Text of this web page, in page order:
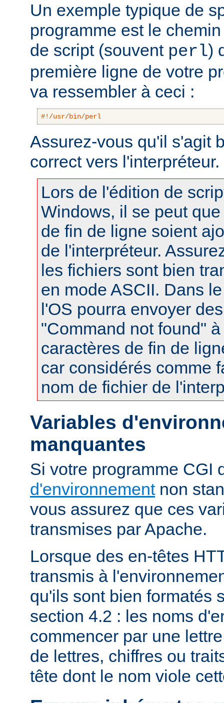
Un exemple typique de
programme est le
de script (souvent perl)
première ligne de votre
va ressembler à ceci :
#!/usr/bin/perl
Assurez-vous qu'il s'agit
correct vers l'interpréteur.
Lors de l'édition de
Windows, il se peut
de fin de ligne soient
de l'interpréteur.
les fichiers sont bien
en mode ASCII. Dans
l'OS pourra envoyer
"Command not found"
caractères de fin de
car considérés comme
nom de fichier de
Variables
manquantes
Si votre programme CGI
d'environnementnon
vous assurez que ces
transmises par Apache.
Lorsque des en-têtes
transmis à
qu'ils sont bien formatés
section 4.2 : les noms
commencer par une
de lettres, chiffres ou
tête dont le nom viole